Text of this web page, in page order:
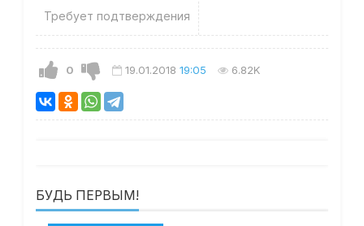
Требует подтверждения
0 19.01.2018 19:05 6.82K
БУДЬ ПЕРВЫМ!